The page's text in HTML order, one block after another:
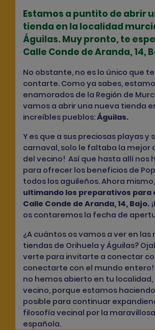
Estamos a puntito de abrir
tienda en la localidad
Águilas. Muy pronto, te
Calle Conde de Aranda, 14,
No obstante, no es lo único que
contarte. Como ya sabes,
enamorados de la Región de
vamos a abrir una nueva tienda
increíbles pueblos:Águilas.
Y es que a sus preciosas playas y
carnaval, solo le faltaba la mejor
del vecino! Así que hasta allí nos
para ofrecer los beneficios de
todos los aguileños. Ahora
ultimando los preparativos para
Calle Conde de Aranda, 14, Bajo.
os contaremos la fecha de
¿A cuántos os vamos a ver en las
tiendas de Orihuela y Águilas?
verte para invitarte a conectar
conectarte con el mundo entero!
no hemos abierto en tu
vecino, porque estamos
posible para continuar
filosofía vecinal por la
española.